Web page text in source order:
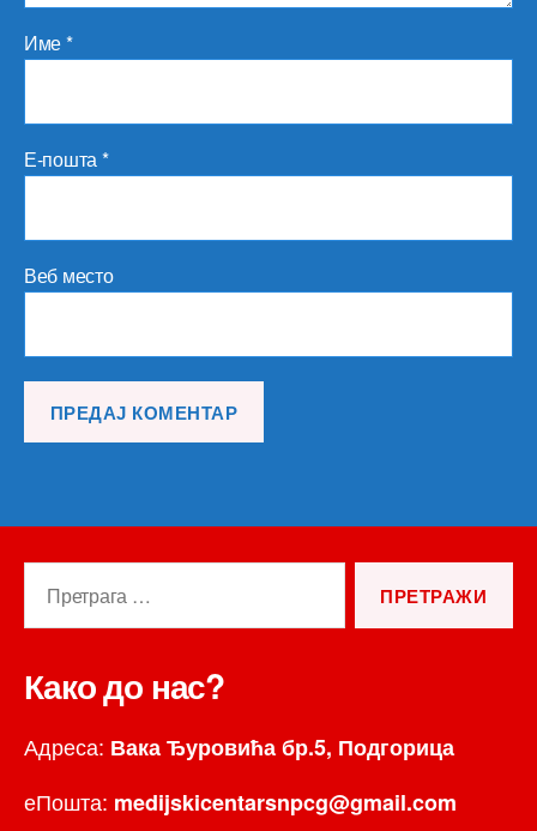
Име*
Е-пошта*
Веб место
Како до нас?
Адреса: Вака Ђуровића бр.5, Подгорица
еПошта: medijskicentarsnpcg@gmail.com